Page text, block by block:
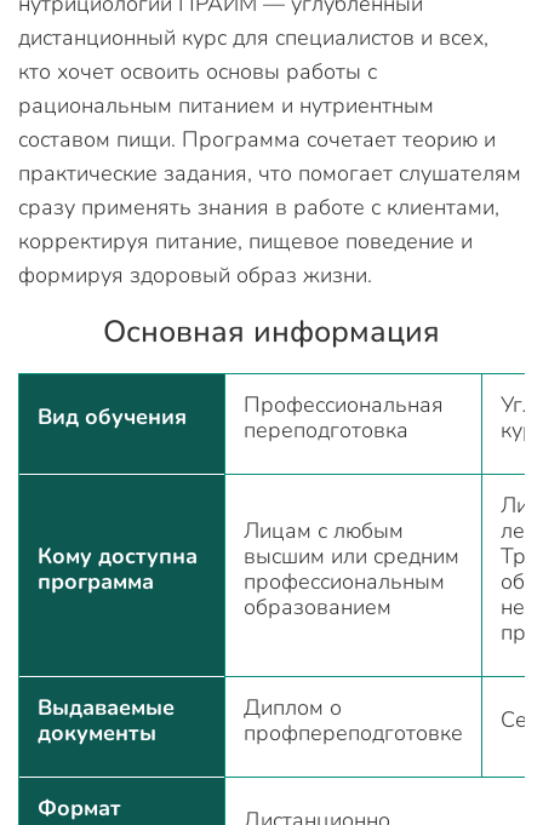
дистанционный курс для специалистов и всех,
кто хочет освоить основы работы с
рациональным питанием и нутриентным
составом пищи. Программа сочетает теорию и
практические задания, что помогает слушателям
сразу применять знания в работе с клиентами,
корректируя питание, пищевое поведение и
формируя здоровый образ жизни.
Основная информация
Вид обучения
Профессиональная
переподготовка
Кому доступна
программа
Лицам с любым
высшим или средним
профессиональным
образованием
лет.
не
Выдаваемые
документы
Диплом о
профпереподготовке
Формат